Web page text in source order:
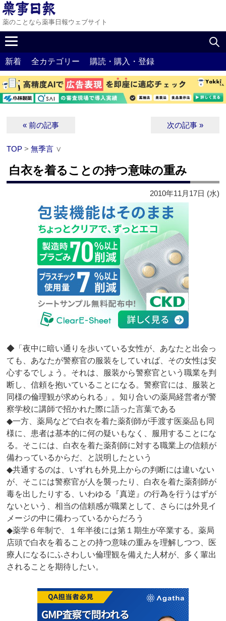
薬のことなら薬事日報ウェブサイト
新着 全カテゴリー 購読・購入・登録
« 前の記事 次の記事 »
TOP >無季言 ∨
白衣を着ることの持つ意味の重み
2010年11月17日 (水)
◆「夜中に暗い通りを歩いている女性が、あなたと出会っ
ても、あなたが警察官の服装をしていれば、その女性は安
心するでしょう。それは、服装から警察官という職業を判
断し、信頼を抱いていることになる。警察官には、服装と
同様の倫理観が求められる」。知り合いの薬局経営者が警
察学校に講師で招かれた際に語った言葉である
◆一方、薬局などで白衣を着た薬剤師が手渡す医薬品も同
様に、患者は基本的に何の疑いもなく、服用することにな
る。そこには、白衣を着た薬剤師に対する職業上の信頼が
備わっているからだ、と説明したという
◆共通するのは、いずれも外見上からの判断には違いない
が、そこには警察官が人を襲ったり、白衣を着た薬剤師が
毒を出したりする、いわゆる『真逆』の行為を行うはずが
ないという、相当の信頼感が職業として、さらには外見イ
メージの中に備わっているからだろう
◆薬学６年制で、１年半後には第１期生が卒業する。薬局
店頭で白衣を着ることの持つ意味の重みを理解しつつ、医
療人になるにふさわしい倫理観を備えた人材が、多く輩出
されることを期待したい。